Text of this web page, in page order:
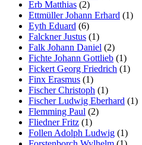
Erb Matthias (2)
Ettmüller Johann Erhard (1)
Eyth Eduard (6)
Falckner Justus (1)
Falk Johann Daniel (2)
Fichte Johann Gottlieb (1)
Fickert Georg Friedrich (1)
Finx Erasmus (1)
Fischer Christoph (1)
Fischer Ludwig Eberhard (1)
Flemming Paul (2)
Fliedner Fritz (1)
Follen Adolph Ludwig (1)